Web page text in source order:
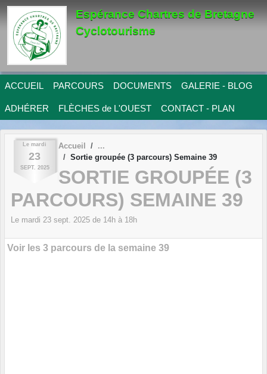
Espérance Chartres de Bretagne
Cyclotourisme
ACCUEIL PARCOURS DOCUMENTS GALERIE - BLOG
ADHÉRER FLÈCHES de L'OUEST CONTACT - PLAN
Le mardi
23
SEPT. 2025
Accueil
Sortie groupée (3 parcours) Semaine 39
SORTIE GROUPÉE (3
PARCOURS) SEMAINE 39
Le mardi 23 sept. 2025 de 14h à 18h
Voir les 3 parcours de la semaine 39
Panneau de gestion des cookies